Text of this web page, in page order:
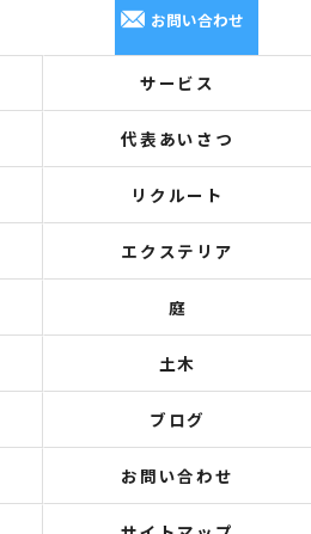
お問い合わせ
サービス
代表あいさつ
リクルート
エクステリア
庭
土木
ブログ
お問い合わせ